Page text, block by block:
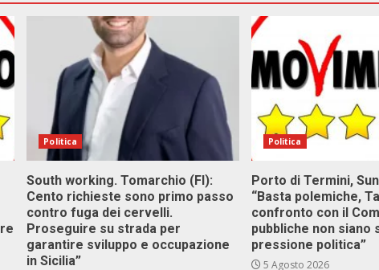
Politica
South working. Tomarchio (FI):
Cento richieste sono primo passo
contro fuga dei cervelli.
Proseguire su strada per
garantire sviluppo e occupazione
in Sicilia”
Politica
Porto di Termini,
“Basta polemiche,
confronto con il
pubbliche non siano
pressione politica”
5 Agosto 2026